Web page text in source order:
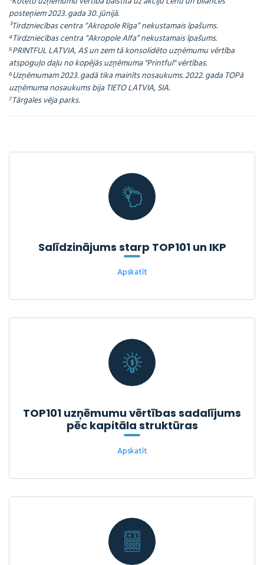
posteņiem 2023. gada 30. jūnijā.
³Tirdzniecības centra “Akropole Rīga” nekustamais īpašums.
⁴Tirdzniecības centra “Akropole Alfa” nekustamais īpašums.
⁵PRINTFUL LATVIA, AS un zem tā konsolidēto uzņēmumu vērtība
atspoguļo daļu no kopējās uzņēmuma "Printful" vērtības.
⁶Uzņēmumam 2023. gadā tika mainīts nosaukums. 2022. gada TOPā
uzņēmuma nosaukums bija TIETO LATVIA, SIA.
⁷Tārgales vēja parks.
Salīdzinājums starp TOP101 un IKP
Apskatīt
TOP101 uzņēmumu vērtības sadalījums
pēc kapitāla struktūras
Apskatīt